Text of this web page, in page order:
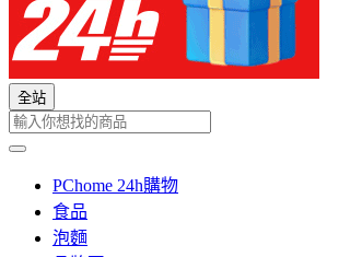
全站
PChome 24h購物
食品
泡麵